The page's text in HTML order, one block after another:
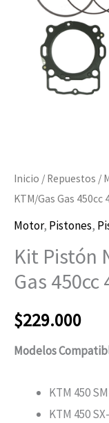
Inicio / Repuestos /
KTM/Gas Gas 450cc
Motor, Pistones,
Kit Pistón
Gas 450cc
$229.000
Modelos
KTM 450
KTM 450
cantidad